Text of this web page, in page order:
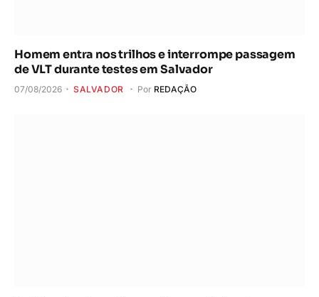
Homem entra nos trilhos e interrompe passagem
de VLT durante testes em Salvador
07/08/2026 SALVADOR Por REDAÇÃO